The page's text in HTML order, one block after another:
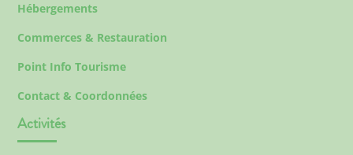
Hébergements
Commerces & Restauration
Point Info Tourisme
Contact & Coordonnées
Activités